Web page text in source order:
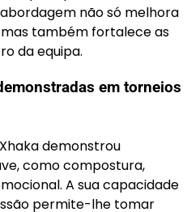
não só melhora
também fortalece as
da equipa.
em torneios
demonstrou
como compostura,
A sua capacidade
permite-lhe tomar